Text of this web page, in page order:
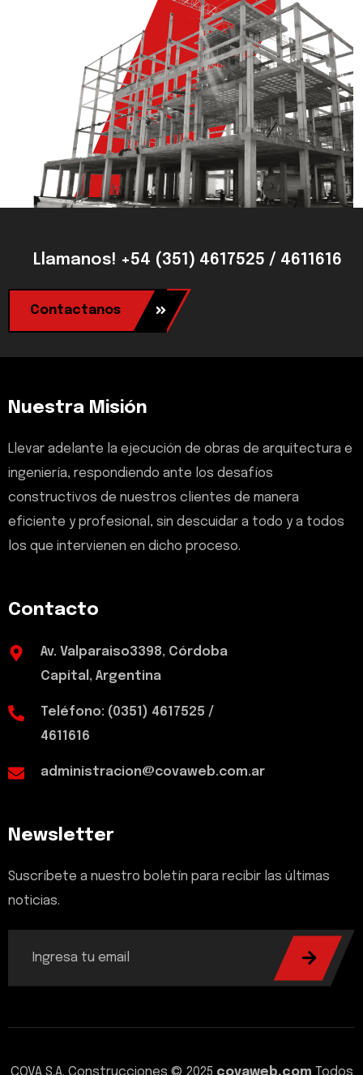
Llamanos! +54 (351) 4617525 / 4611616
Contactanos
Nuestra Misión
Llevar adelante la ejecución de obras de arquitectura e
ingeniería, respondiendo ante los desafíos
constructivos de nuestros clientes de manera
eficiente y profesional, sin descuidar a todo y a todos
los que intervienen en dicho proceso.
Contacto
Av. Valparaiso3398, Córdoba
Capital, Argentina
Teléfono: (0351) 4617525 /
4611616
administracion@covaweb.com.ar
Newsletter
Suscríbete a nuestro boletín para recibir las últimas
noticias.
COVA S.A. Construcciones © 2025 covaweb.com Todos